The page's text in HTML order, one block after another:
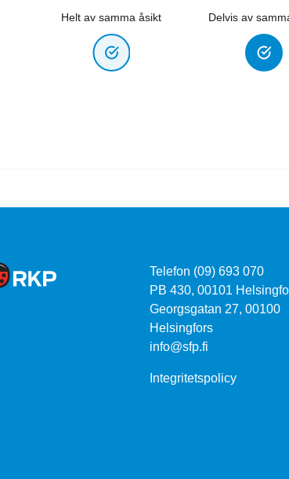
Helt av samma åsikt Delvis av
Telefon (09) 693 070
PB 430, 00101
Georgsgatan 27, 00100
Helsingfors
info@sfp.fi
Integritetspolicy